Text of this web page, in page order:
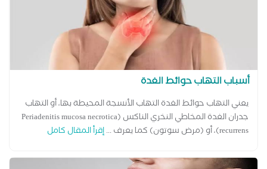
أسباب التهاب حوائط الغدة
يعني التهاب حوائط الغدة التهاب الأنسجة المحيطة بها، أو التهاب
جدران الغدة المخاطي النخري الناكس (Periadenitis mucosa necrotica
recurrens)، أو (مرض سوتون) كما يعرف ...
إقرأ المقال كامل